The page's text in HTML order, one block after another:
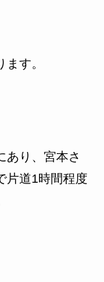
す。
あり、宮本さ
片道1時間程度